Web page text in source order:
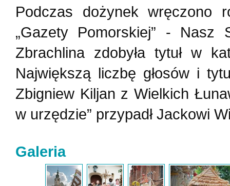
Podczas dożynek wręczono
„Gazety Pomorskiej” - Nasz
Zbrachlina zdobyła tytuł w
Największą liczbę głosów i
Zbigniew Kiljan z Wielkich
w urzędzie” przypadł Jackowi
Galeria